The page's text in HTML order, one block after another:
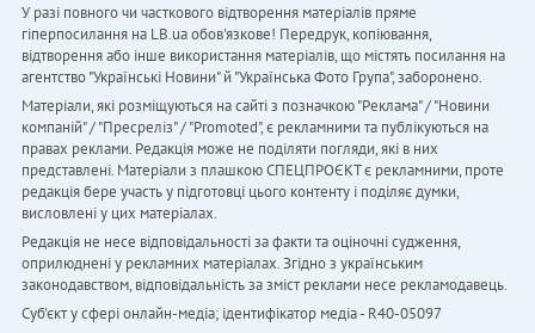
У разі повного чи часткового відтворення матеріалів пряме
гіперпосилання на LB.ua обов'язкове! Передрук, копіювання,
відтворення або інше використання матеріалів, що містять посилання на
агентство "Українськi Новини" й "Українська Фото Група", заборонено.
Матеріали, які розміщуються на сайті з позначкою "Реклама" / "Новини
компаній" / "Пресреліз" / "Promoted", є рекламними та публікуються на
правах реклами. Редакція може не поділяти погляди, які в них
представлені. Матеріали з плашкою СПЕЦПРОЄКТ є рекламними, проте
редакція бере участь у підготовці цього контенту і поділяє думки,
висловлені у цих матеріалах.
Редакція не несе відповідальності за факти та оціночні судження,
оприлюднені у рекламних матеріалах. Згідно з українським
законодавством, відповідальність за зміст реклами несе рекламодавець.
Cуб'єкт у сфері онлайн-медіа; ідентифікатор медіа - R40-05097